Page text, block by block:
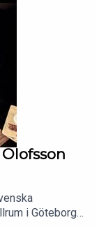
i Göteborg